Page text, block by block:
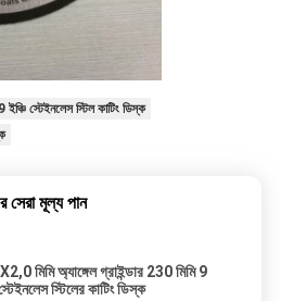
9 ইঞ্চি স্টেইনলেস স্টিল কাটিং ডিস্ক
সেরা মূল্য পান
মিমি অ্যাঙ্গেল গ্রাইন্ডার 230 মিমি 9
স্টিলের কাটিং ডিস্ক